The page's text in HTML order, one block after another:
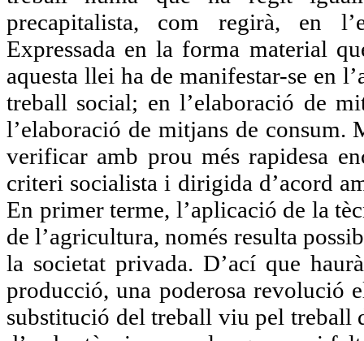
precapitalista, com regirà, en
Expressada en la forma material
aquesta llei ha de manifestar-se en
treball social; en l’elaboració de
l’elaboració de mitjans de consum.
verificar amb prou més rapidesa
criteri socialista i dirigida d’acord
En primer terme, l’aplicació de la
de l’agricultura, només resulta
la societat privada. D’ací que
producció, una poderosa revolució
substitució del treball viu pel treball